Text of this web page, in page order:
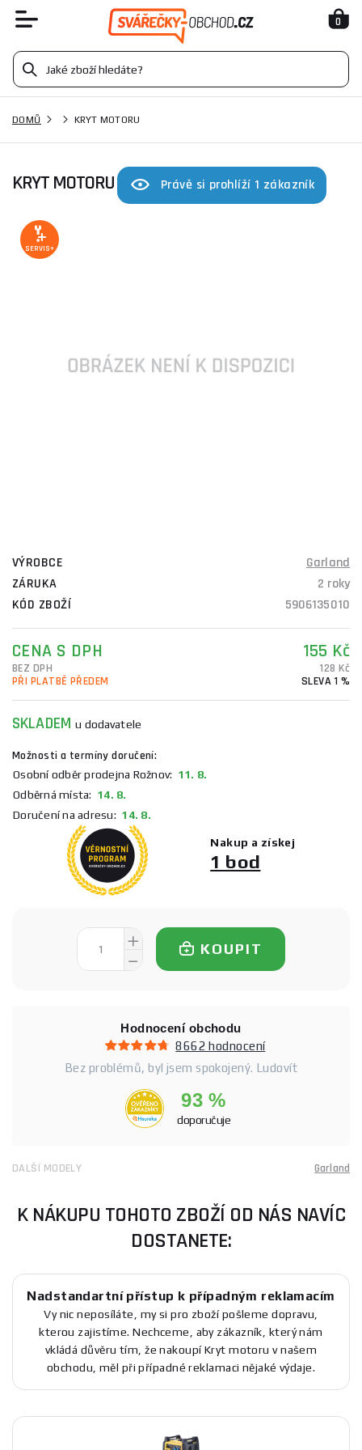
0
DOMŮ KRYT MOTORU
KRYT MOTORU Právě si prohlíží 1 zákazník
SERVIS+
VÝROBCE
Garland
ZÁRUKA
2 roky
KÓD ZBOŽÍ
5906135010
CENA S DPH 155 Kč
BEZ DPH
128 Kč
PŘI PLATBĚ PŘEDEM
SLEVA 1 %
SKLADEMu dodavatele
Možnosti a termíny doručení:
Osobní odběr prodejna Rožnov: 11. 8.
Odběrná místa: 14. 8.
Doručení na adresu: 14. 8.
Nakup a získej
1 bod
KOUPIT
Hodnocení obchodu
8662 hodnocení
Bez problémů, byl jsem spokojený. Ludovít
93 %
doporučuje
DALŠÍ MODELY Garland
K NÁKUPU TOHOTO ZBOŽÍ OD NÁS NAVÍC
DOSTANETE:
Nadstandartní přístup k případným reklamacím
Vy nic neposíláte, my si pro zboží pošleme dopravu,
kterou zajistíme. Nechceme, aby zákazník, který nám
vkládá důvěru tím, že nakoupí Kryt motoru v našem
obchodu, měl při případné reklamaci nějaké výdaje.